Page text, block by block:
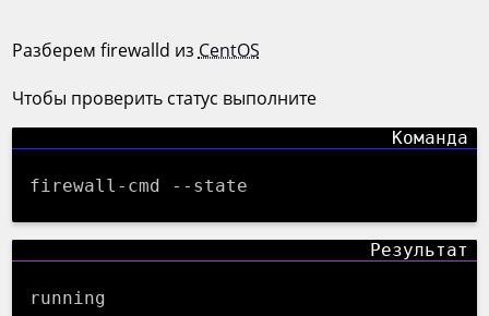
Разберем firewalld из CentOS
Чтобы проверить статус выполните
firewall-cmd --state
running